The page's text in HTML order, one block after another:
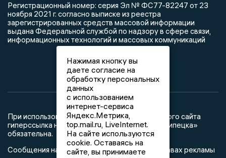
Регистрационный номер: серия Эл № ФС77-82247 от 23
ноября 2021 г. согласно выписке из реестра
зарегистрированных средств массовой информации
выдана Федеральной службой по надзору в сфере связи,
информационных технологий и массовых коммуникаций
При использовании любого материала с данного сайта
гиперссылка на Сетевое издание «Новости Липецка»
обязательна.
Сообщения на сером фоне размещены на правах рекламы
Нажимая кнопку вы
даете согласие на
обработку персональных
данных
с использованием
интернет-сервиса
Яндекс.Метрика,
top.mail.ru, LiveInternet.
На сайте используются
cookie. Оставаясь на
сайте, вы принимаете